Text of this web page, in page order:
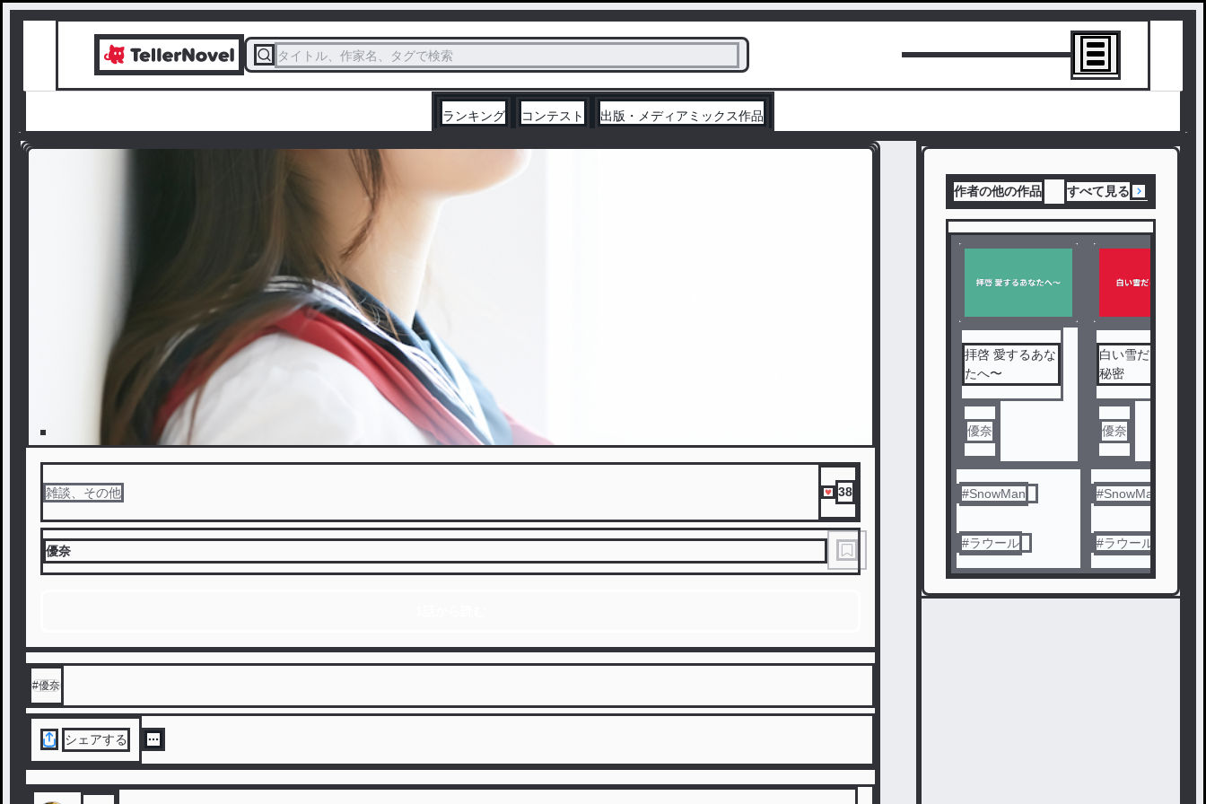
タイトル、作家名、タグで検索
ランキング コンテスト 出版・メディアミックス作品
雑談、その他 38
優奈
#優奈
シェアする
作者の他の作品 すべて見る
拝啓 愛するあな
たへ〜
優奈
#SnowMan
#ラウール
白い雪だるまの
秘密
優奈
#SnowMan
#ラウール